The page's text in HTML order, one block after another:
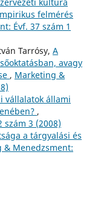
felmérés
Évf. 37 szám 1
Tarrósy, A
avagy
, Marketing &
vállalatok állami
,
3 (2008)
a tárgyalási és
& Menedzsment: